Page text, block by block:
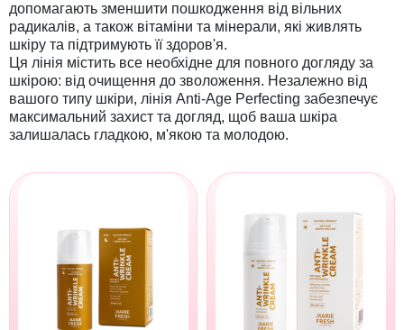
допомагають зменшити пошкодження від вільних
радикалів, а також вітаміни та мінерали, які живлять
шкіру та підтримують її здоров'я.
Ця лінія містить все необхідне для повного догляду за
шкірою: від очищення до зволоження. Незалежно від
вашого типу шкіри, лінія Anti-Age Perfecting забезпечує
максимальний захист та догляд, щоб ваша шкіра
залишалась гладкою, м'якою та молодою.